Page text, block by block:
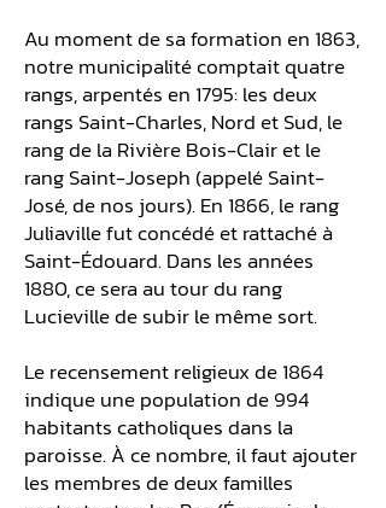
Au moment de sa formation en 1863,
notre municipalité comptait quatre
rangs, arpentés en 1795: les deux
rangs Saint-Charles, Nord et Sud, le
rang de la Rivière Bois-Clair et le
rang Saint-Joseph (appelé Saint-
José, de nos jours). En 1866, le rang
Juliaville fut concédé et rattaché à
Saint-Édouard. Dans les années
1880, ce sera au tour du rang
Lucieville de subir le même sort.
Le recensement religieux de 1864
indique une population de 994
habitants catholiques dans la
paroisse. À ce nombre, il faut ajouter
les membres de deux familles